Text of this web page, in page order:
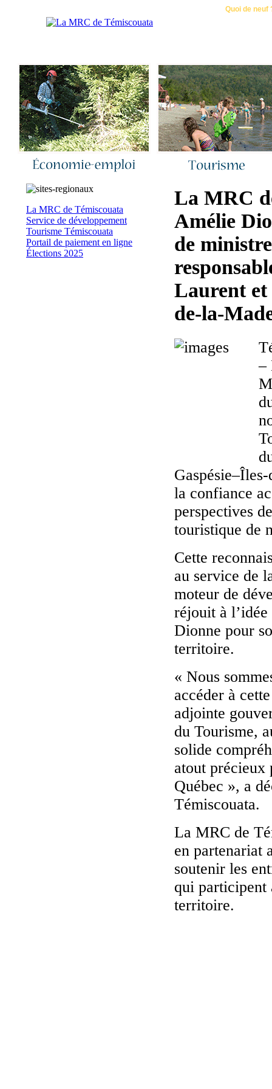
Quoi de neuf
La MRC de Témiscouata
Service de développement
Tourisme Témiscouata
Portail de paiement en ligne
Élections 2025
La MRC
Amélie
de
Laurent et
de-la-
–
la confiance
perspectives
touristique de
Cette
au service de
moteur de
réjouit à
Dionne pour
territoire.
« Nous
accéder à
adjointe
du Tourisme,
solide
atout précieux
Québec », a
Témiscouata.
La MRC de
en partenariat
soutenir les
qui participent
territoire.